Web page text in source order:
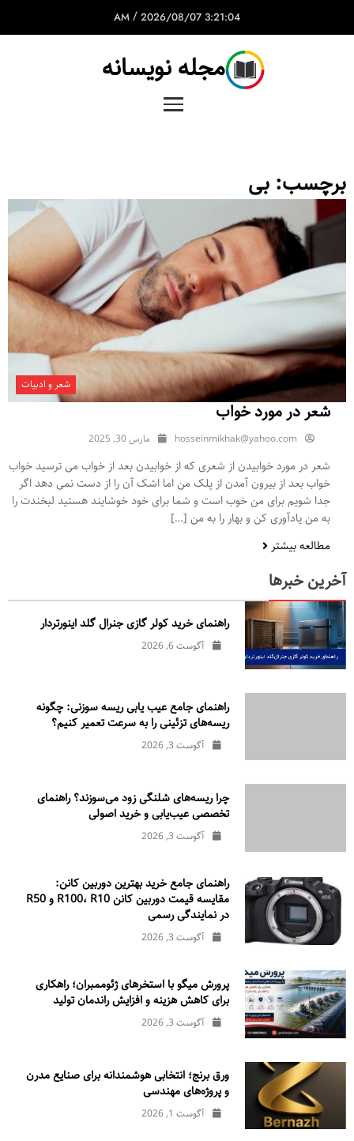
3:21:04 AM
/ 2026/08/07
مجله نویسانه
برچسب: بی
شعر و ادبیات
شعر در مورد خواب
hosseinmikhak@yahoo.com مارس 30, 2025
شعر در مورد خوابیدن از شعری که از خوابیدن بعد از خواب می ترسید خواب
خواب بعد از بیرون آمدن از پلک من اما اشک آن را از دست نمی دهد اگر
جدا شویم برای من خوب است و شما برای خود خوشایند هستید لبخندت را
به من یادآوری کن و بهار را به من […]
مطالعه بیشتر
آخرین خبرها
راهنمای خرید کولر گازی جنرال‌ گلد اینورتر‌دار
آگوست 6, 2026
راهنمای جامع عیب یابی ریسه سوزنی: چگونه
ریسه‌های تزئینی را به سرعت تعمیر کنیم؟
آگوست 3, 2026
چرا ریسه‌های شلنگی زود می‌سوزند؟ راهنمای
تخصصی عیب‌یابی و خرید اصولی
آگوست 3, 2026
راهنمای جامع خرید بهترین دوربین کانن:
مقایسه قیمت دوربین کانن R100، R10 و R50
در نمایندگی رسمی
آگوست 3, 2026
پرورش میگو با استخرهای ژئوممبران؛ راهکاری
برای کاهش هزینه و افزایش راندمان تولید
آگوست 3, 2026
ورق برنج؛ انتخابی هوشمندانه برای صنایع مدرن
و پروژه‌های مهندسی
آگوست 1, 2026